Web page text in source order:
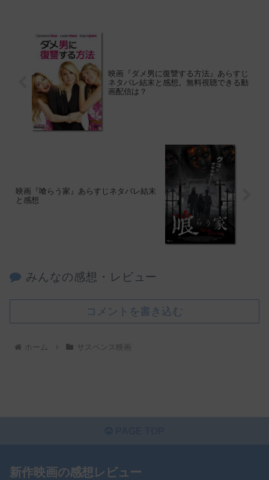
映画『ダメ男に復讐する方法』あらすじ
ネタバレ結末と感想。無料視聴できる動
画配信は？
映画『喰らう家』あらすじネタバレ結末
と感想
みんなの感想・レビュー
コメントを書き込む
ホーム サスペンス映画
新作映画の感想レビュー